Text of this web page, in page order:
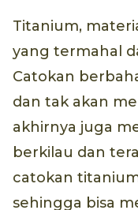
Titanium,
yang termahal
Catokan
dan tak akan
akhirnya juga
berkilau dan
catokan
sehingga bisa